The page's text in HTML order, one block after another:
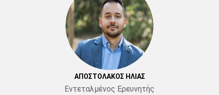
ΑΠΟΣΤΟΛΑΚΟΣ ΗΛΙΑΣ
Εντεταλμένος Ερευνητής